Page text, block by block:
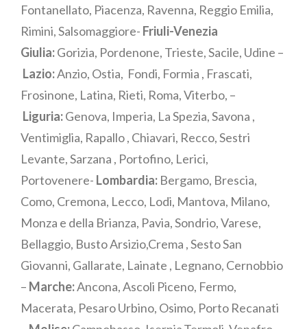
Fontanellato, Piacenza, Ravenna, Reggio Emilia,
Rimini, Salsomaggiore- Friuli-Venezia
Giulia:Gorizia, Pordenone, Trieste, Sacile, Udine –
Lazio:Anzio, Ostia, Fondi, Formia , Frascati,
Frosinone, Latina, Rieti, Roma, Viterbo, –
Liguria:Genova, Imperia, La Spezia, Savona ,
Ventimiglia, Rapallo , Chiavari, Recco, Sestri
Levante, Sarzana , Portofino, Lerici,
Portovenere- Lombardia: Bergamo, Brescia,
Como, Cremona, Lecco, Lodi, Mantova, Milano,
Monza e della Brianza, Pavia, Sondrio, Varese,
Bellaggio, Busto Arsizio,Crema , Sesto San
Giovanni, Gallarate, Lainate , Legnano, Cernobbio
– Marche:Ancona, Ascoli Piceno, Fermo,
Macerata, Pesaro Urbino, Osimo, Porto Recanati